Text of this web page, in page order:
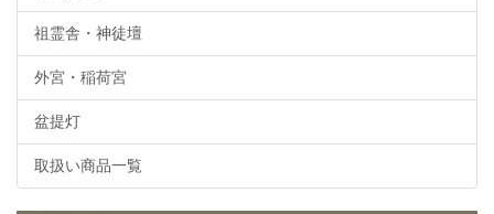
祖霊舎・神徒壇
外宮・稲荷宮
盆提灯
取扱い商品一覧